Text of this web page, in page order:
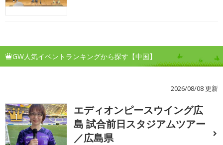
GW人気イベントランキングから探す【中国】
2026/08/08 更新
1
エディオンピースウイング広
島 試合前日スタジアムツアー
／広島県